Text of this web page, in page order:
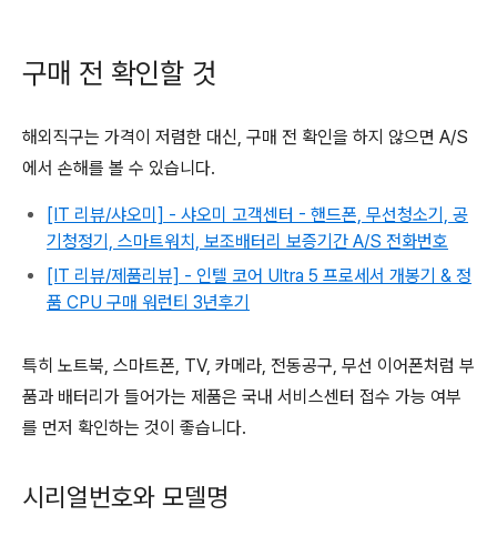
구매 전 확인할 것
해외직구는 가격이 저렴한 대신, 구매 전 확인을 하지 않으면 A/S
에서 손해를 볼 수 있습니다.
[IT 리뷰/샤오미] - 샤오미 고객센터 - 핸드폰, 무선청소기, 공
기청정기, 스마트워치, 보조배터리 보증기간 A/S 전화번호
[IT 리뷰/제품리뷰] - 인텔 코어 Ultra 5 프로세서 개봉기 & 정
품 CPU 구매 워런티 3년후기
특히 노트북, 스마트폰, TV, 카메라, 전동공구, 무선 이어폰처럼 부
품과 배터리가 들어가는 제품은 국내 서비스센터 접수 가능 여부
를 먼저 확인하는 것이 좋습니다.
시리얼번호와 모델명